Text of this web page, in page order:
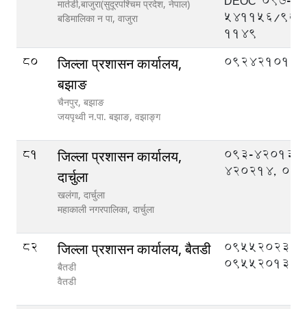
मार्तडी,बाजुरा(सुदूरपश्चिम प्रदेश, नेपाल)
बडिमालिका न‍‍ पा, वाजुरा
541156/
1149
80
जिल्ला प्रशासन कार्यालय,
बझाङ
चैनपुर, बझाङ
जयपृथ्वी न.पा. बझाङ, वझाङ्ग
092421013
81
जिल्ला प्रशासन कार्यालय,
दार्चुला
खलंगा, दार्चुला
महाकाली नगरपालिका, दार्चुला
093-
420214,
82 जिल्ला प्रशासन कार्यालय, बैतडी
बैतडी
वैतडी
095520233,
095520133